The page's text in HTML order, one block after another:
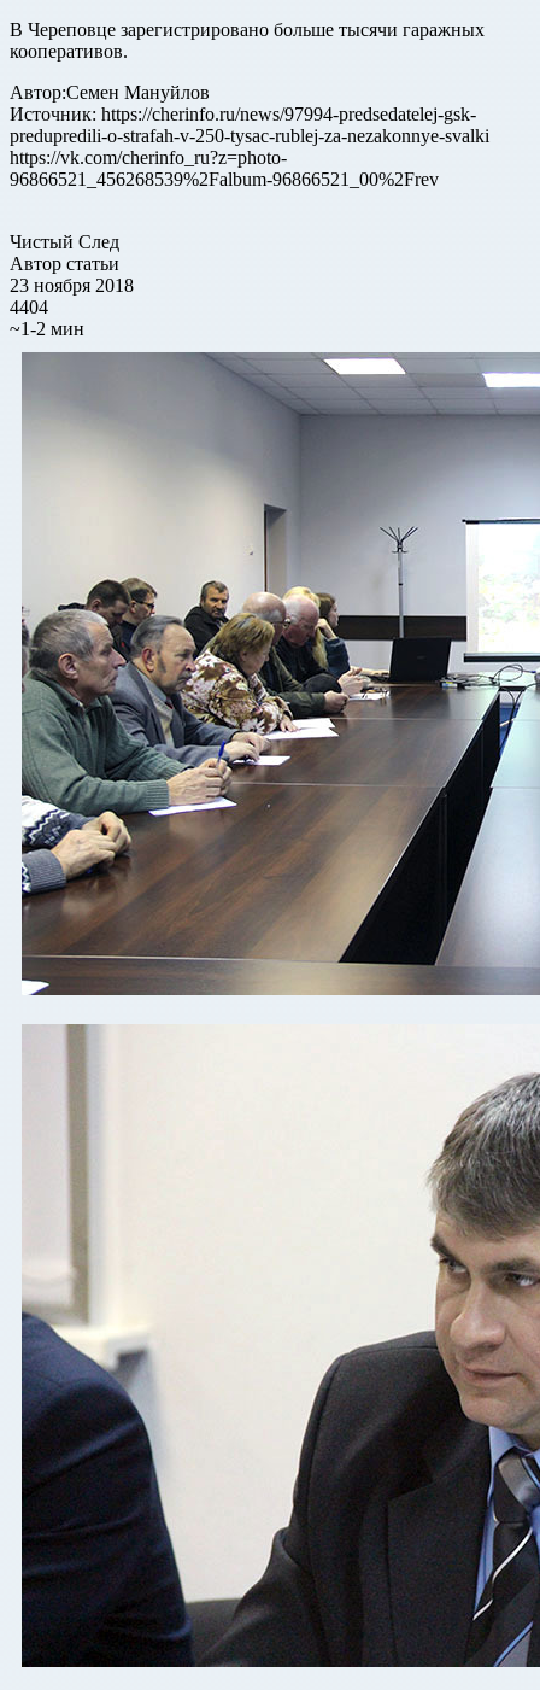
В Череповце зарегистрировано больше тысячи гаражных
кооперативов.
Автор:Семен Мануйлов
Источник: https://cherinfo.ru/news/97994-predsedatelej-gsk-
predupredili-o-strafah-v-250-tysac-rublej-za-nezakonnye-svalki
https://vk.com/cherinfo_ru?z=photo-
96866521_456268539%2Falbum-96866521_00%2Frev
Чистый След
Автор статьи
23 ноября 2018
4404
~1-2 мин